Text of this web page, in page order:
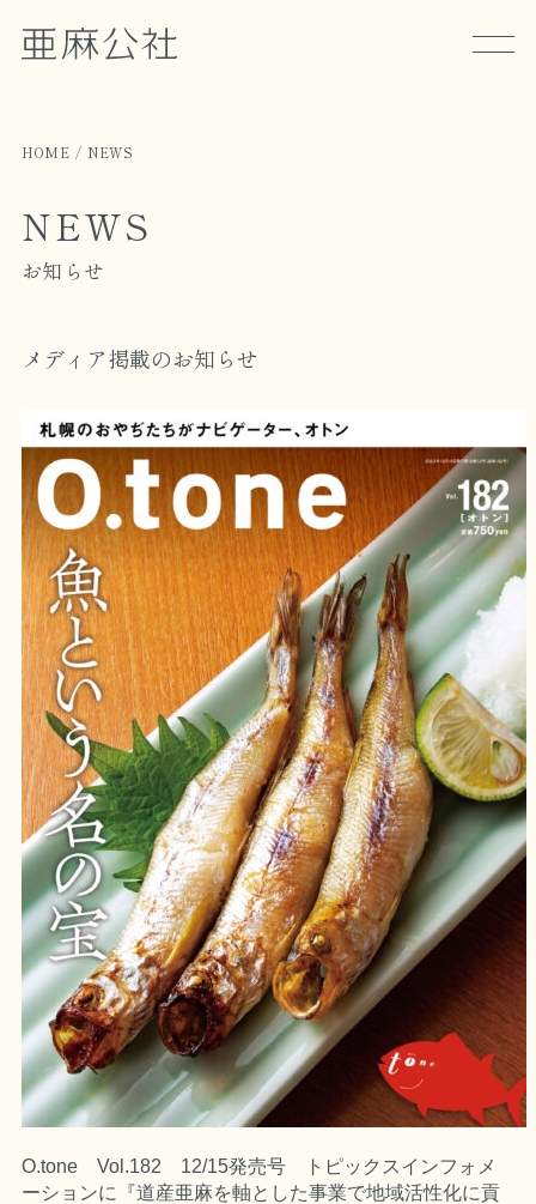
HOME NEWS
NEWS
お知らせ
メディア掲載のお知らせ
O.tone Vol.182 12/15発売号 トピックスインフォメ
ーションに『道産亜麻を軸とした事業で地域活性化に貢